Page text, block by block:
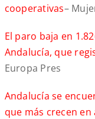
cooperativas–
El paro baja en
Andalucía, que
Europa Pres
Andalucía se
que más crecen